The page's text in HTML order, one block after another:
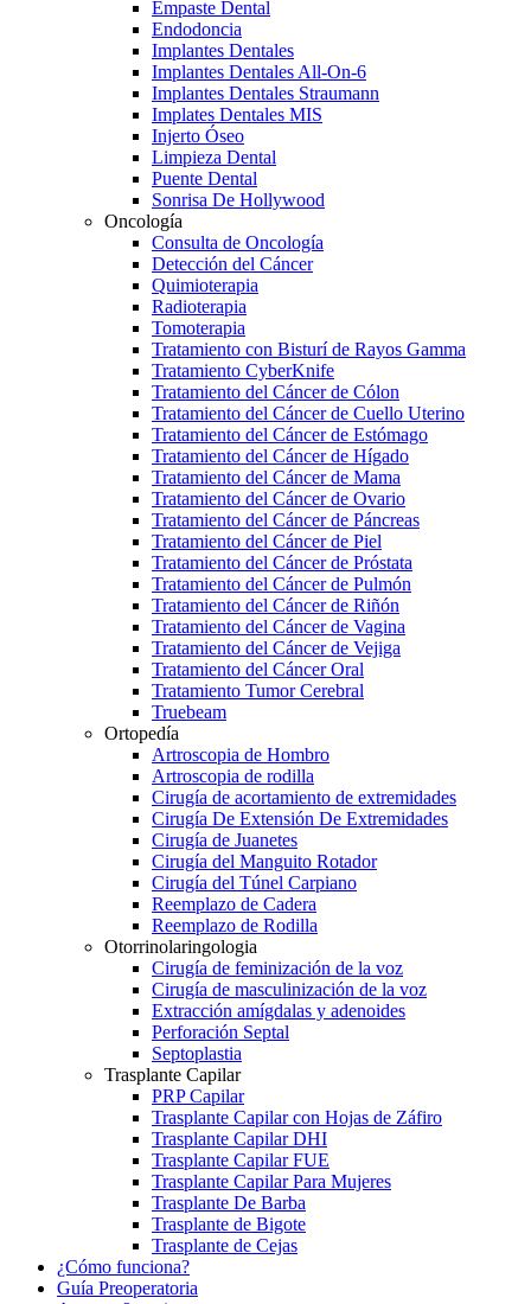
Empaste Dental
Endodoncia
Implantes Dentales
Implantes Dentales All-On-6
Implantes Dentales Straumann
Implates Dentales MIS
Injerto Óseo
Limpieza Dental
Puente Dental
Sonrisa De Hollywood
Oncología
Consulta de Oncología
Detección del Cáncer
Quimioterapia
Radioterapia
Tomoterapia
Tratamiento con Bisturí de Rayos Gamma
Tratamiento CyberKnife
Tratamiento del Cáncer de Cólon
Tratamiento del Cáncer de Cuello Uterino
Tratamiento del Cáncer de Estómago
Tratamiento del Cáncer de Hígado
Tratamiento del Cáncer de Mama
Tratamiento del Cáncer de Ovario
Tratamiento del Cáncer de Páncreas
Tratamiento del Cáncer de Piel
Tratamiento del Cáncer de Próstata
Tratamiento del Cáncer de Pulmón
Tratamiento del Cáncer de Riñón
Tratamiento del Cáncer de Vagina
Tratamiento del Cáncer de Vejiga
Tratamiento del Cáncer Oral
Tratamiento Tumor Cerebral
Truebeam
Ortopedía
Artroscopia de Hombro
Artroscopia de rodilla
Cirugía de acortamiento de extremidades
Cirugía De Extensión De Extremidades
Cirugía de Juanetes
Cirugía del Manguito Rotador
Cirugía del Túnel Carpiano
Reemplazo de Cadera
Reemplazo de Rodilla
Otorrinolaringologia
Cirugía de feminización de la voz
Cirugía de masculinización de la voz
Extracción amígdalas y adenoides
Perforación Septal
Septoplastia
Trasplante Capilar
PRP Capilar
Trasplante Capilar con Hojas de Záfiro
Trasplante Capilar DHI
Trasplante Capilar FUE
Trasplante Capilar Para Mujeres
Trasplante De Barba
Trasplante de Bigote
Trasplante de Cejas
¿Cómo funciona?
Guía Preoperatoria